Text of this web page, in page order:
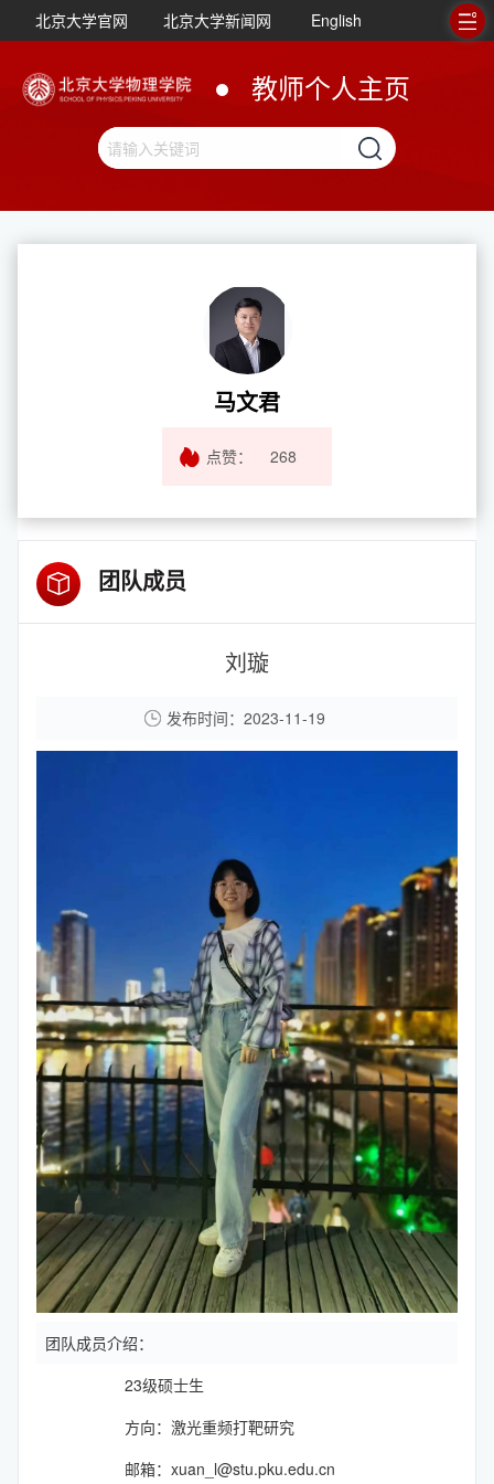
北京大学官网 北京大学新闻网 English
教师个人主页
马文君
点赞： 268
团队成员
刘璇
发布时间：2023-11-19
团队成员介绍：
23级硕士生
方向：激光重频打靶研究
邮箱：xuan_l@stu.pku.edu.cn